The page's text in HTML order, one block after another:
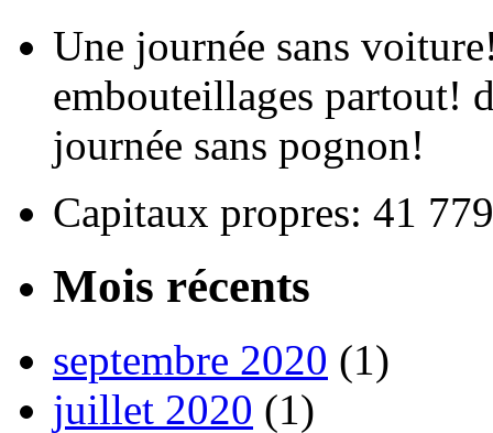
Une journée sans
embouteillages partout!
journée sans pognon!
Capitaux propres: 41
Mois récents
septembre 2020 (1)
juillet 2020 (1)